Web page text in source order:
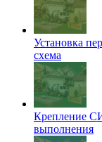
Установка
схема
Крепление
выполнения